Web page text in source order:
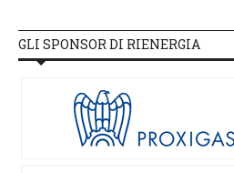
GLI SPONSOR DI RIENERGIA